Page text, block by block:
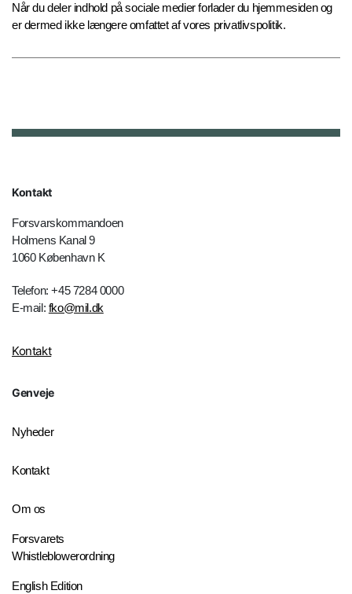
Når du deler indhold på sociale medier forlader du hjemmesiden og
er dermed ikke længere omfattet af vores privatlivspolitik.
Kontakt
Forsvarskommandoen
Holmens Kanal 9
1060 København K
Telefon: +45 7284 0000
E-mail: fko@mil.dk
Kontakt
Genveje
Nyheder
Kontakt
Om os
Forsvarets
Whistleblowerordning
English Edition